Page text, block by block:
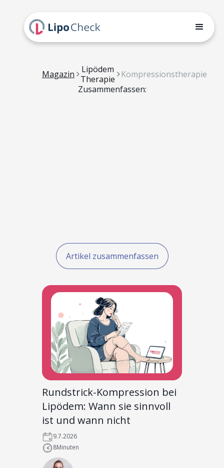
Magazin
Lipödem
Therapie
Kompressionstherapie
Zusammenfassen:
Artikel zusammenfassen
Rundstrick-Kompression bei
Lipödem: Wann sie sinnvoll
ist und wann nicht
9.7.2026
8Minuten